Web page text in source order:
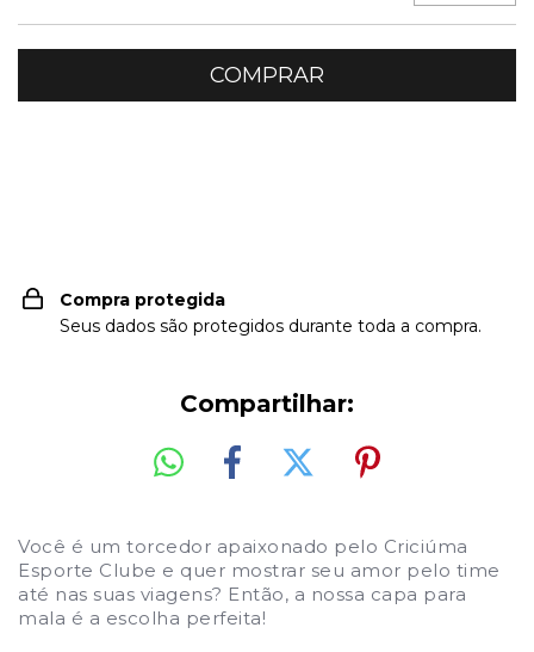
Compra protegida
Seus dados são protegidos durante toda a compra.
Compartilhar:
Você é um torcedor apaixonado pelo Criciúma
Esporte Clube e quer mostrar seu amor pelo time
até nas suas viagens? Então, a nossa capa para
mala é a escolha perfeita!